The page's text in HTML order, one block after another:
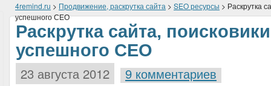
4remind.ru > Продвижение, раскрутка сайта > SEO ресурсы > Раскрутка
успешного СЕО
Раскрутка сайта,
успешного СЕО
23 августа 2012 9 комментариев